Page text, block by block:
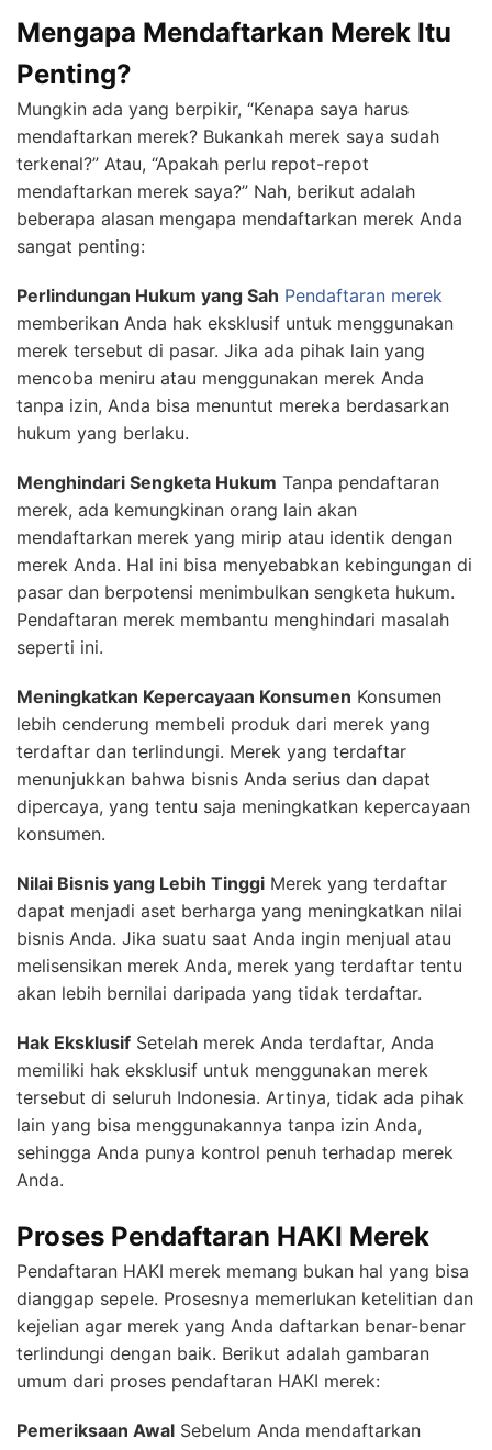
Mengapa Mendaftarkan Merek Itu
Penting?
Mungkin ada yang berpikir, “Kenapa saya harus
mendaftarkan merek? Bukankah merek saya sudah
terkenal?” Atau, “Apakah perlu repot-repot
mendaftarkan merek saya?” Nah, berikut adalah
beberapa alasan mengapa mendaftarkan merek Anda
sangat penting:
Perlindungan Hukum yang Sah Pendaftaran merek
memberikan Anda hak eksklusif untuk menggunakan
merek tersebut di pasar. Jika ada pihak lain yang
mencoba meniru atau menggunakan merek Anda
tanpa izin, Anda bisa menuntut mereka berdasarkan
hukum yang berlaku.
Menghindari Sengketa Hukum Tanpa pendaftaran
merek, ada kemungkinan orang lain akan
mendaftarkan merek yang mirip atau identik dengan
merek Anda. Hal ini bisa menyebabkan kebingungan di
pasar dan berpotensi menimbulkan sengketa hukum.
Pendaftaran merek membantu menghindari masalah
seperti ini.
Meningkatkan Kepercayaan Konsumen Konsumen
lebih cenderung membeli produk dari merek yang
terdaftar dan terlindungi. Merek yang terdaftar
menunjukkan bahwa bisnis Anda serius dan dapat
dipercaya, yang tentu saja meningkatkan kepercayaan
konsumen.
Nilai Bisnis yang Lebih Tinggi Merek yang terdaftar
dapat menjadi aset berharga yang meningkatkan nilai
bisnis Anda. Jika suatu saat Anda ingin menjual atau
melisensikan merek Anda, merek yang terdaftar tentu
akan lebih bernilai daripada yang tidak terdaftar.
Hak Eksklusif Setelah merek Anda terdaftar, Anda
memiliki hak eksklusif untuk menggunakan merek
tersebut di seluruh Indonesia. Artinya, tidak ada pihak
lain yang bisa menggunakannya tanpa izin Anda,
sehingga Anda punya kontrol penuh terhadap merek
Anda.
Proses Pendaftaran HAKI Merek
Pendaftaran HAKI merek memang bukan hal yang bisa
dianggap sepele. Prosesnya memerlukan ketelitian dan
kejelian agar merek yang Anda daftarkan benar-benar
terlindungi dengan baik. Berikut adalah gambaran
umum dari proses pendaftaran HAKI merek:
Pemeriksaan Awal Sebelum Anda mendaftarkan